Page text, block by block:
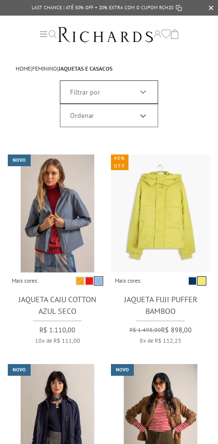
LAST CHANCE | ATÉ 50% OFF + 20% EXTRA COM O CUPOM RCH20 ✕
HOME|FEMININO|JAQUETAS E CASACOS
Filtrar por
Mais cores:
JAQUETA CAJU COTTON
AZUL SECO
R$ 1.110,00
10x de R$ 111,00
NOVO
Mais cores:
JAQUETA FUJI PUFFER
BAMBOO
R$ 1.498,00R$ 898,00
8x de R$ 112,25
40%
OFF
NOVO NOVO